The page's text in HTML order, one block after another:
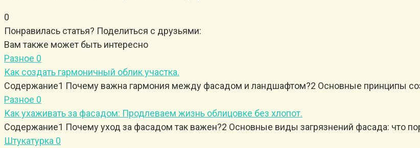
0
Понравилась статья? Поделиться с друзьями:
Вам также может быть интересно
Разное 0
Как создать гармоничный облик участка.
Содержание1 Почему важна гармония между фасадом и ландшафтом?2 Основные принципы
Разное 0
Как ухаживать за фасадом: Продлеваем жизнь облицовке без хлопот.
Содержание1 Почему уход за фасадом так важен?2 Основные виды загрязнений фасада: что
Штукатурка 0